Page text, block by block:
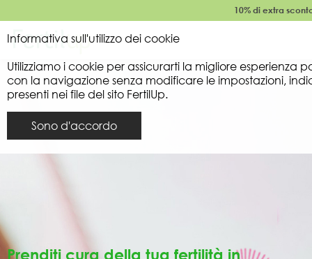
10% di extra
Prenditi cura della tua fertilità in
Informativa sull'utilizzo dei cookie
Utilizziamo i cookie per assicurarti la migliore esperienza
con la navigazione senza modificare le impostazioni,
presenti nei file del sito FertilUp.
Sono d'accordo